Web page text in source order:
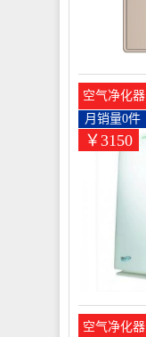
空气净化器
￥3150
月销量0件
空气净化器